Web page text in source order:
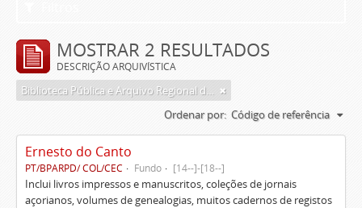
MOSTRAR 2 RESULTADOS
DESCRIÇÃO ARQUIVÍSTICA
Biblioteca Pública e Arquivo Regional de Ponta Delgada
Ordenar por: Código de referência
Ernesto do Canto
PT/BPARPD/ COL/CEC Fundo [14--]-[18--]
Inclui livros impressos e manuscritos, coleções de jornais
açorianos, volumes de genealogias, muitos cadernos de registos